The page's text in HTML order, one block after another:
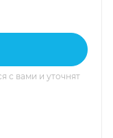
с вами и уточнят